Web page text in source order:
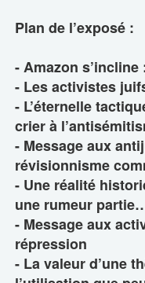
Plan de l’exposé :
- Amazon
- Les activistes
- L’éternelle
crier à
- Message aux
révisionnisme
- Une réalité
une rumeur
- Message aux
répression
- La valeur d’une